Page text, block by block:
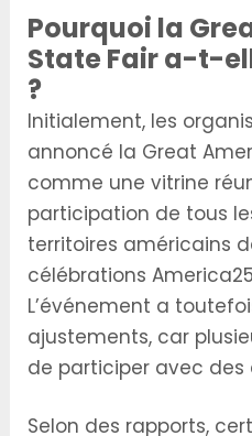
Pourquoi la
State Fair a-t-
?
Initialement, les
annoncé la Great
comme une vitrine
participation de tous
territoires américains
célébrations
L’événement a
ajustements, car
de participer avec
Selon des rapports,